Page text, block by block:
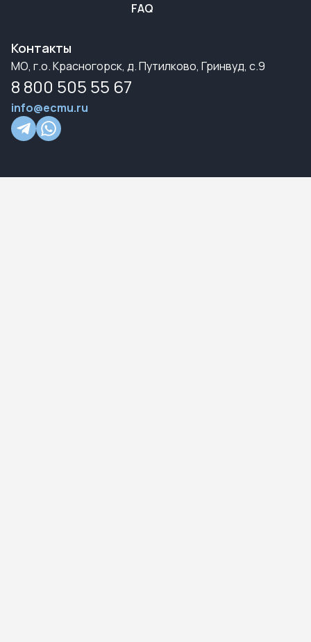
FAQ
Контакты
МО, г.о. Красногорск, д. Путилково, Гринвуд, с.9
8 800 505 55 67
info@ecmu.ru